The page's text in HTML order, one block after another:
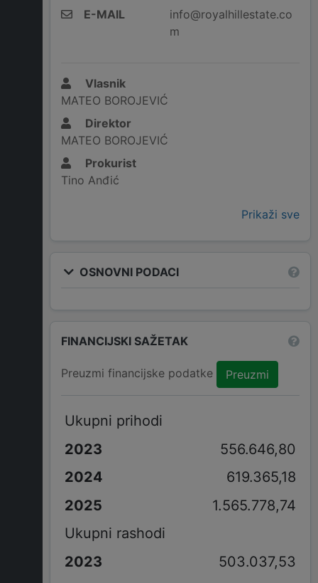
E-MAIL
info@royalhillestate.co
m
Vlasnik
MATEO BOROJEVIĆ
Direktor
MATEO BOROJEVIĆ
Prokurist
Tino Anđić
Prikaži sve
OSNOVNI PODACI
FINANCIJSKI SAŽETAK
Preuzmi financijske podatke Preuzmi
Ukupni prihodi
556.646,80
619.365,18
1.565.778,74
Ukupni rashodi
503.037,53